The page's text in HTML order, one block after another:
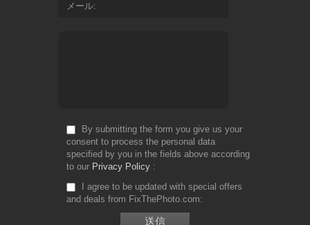
メール
By submitting the form you give us your
consent to process the personal data
specified by you in the fields above according
to our Privacy Policy
I agree to be updated with special offers
and deals from FixThePhoto.com